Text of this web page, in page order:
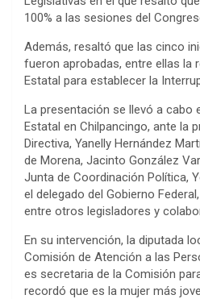
100% a las sesiones del
Además, resaltó que las cinco
fueron aprobadas, entre ellas la
Estatal para establecer la
La presentación se llevó a cabo
Estatal en Chilpancingo, ante la
Directiva, Yanelly Hernández
de Morena, Jacinto González
Junta de Coordinación Política,
el delegado del Gobierno
entre otros legisladores y
En su intervención, la diputada
Comisión de Atención a las
es secretaria de la Comisión
recordó que es la mujer más